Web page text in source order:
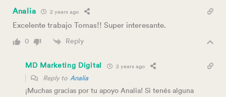
Analia 2 years ago
Excelente trabajo Tomas!! Super interesante.
0 Reply
MD Marketing Digital 2 years ago
Reply to Analia
¡Muchas gracias por tu apoyo Analia! Si tenés alguna